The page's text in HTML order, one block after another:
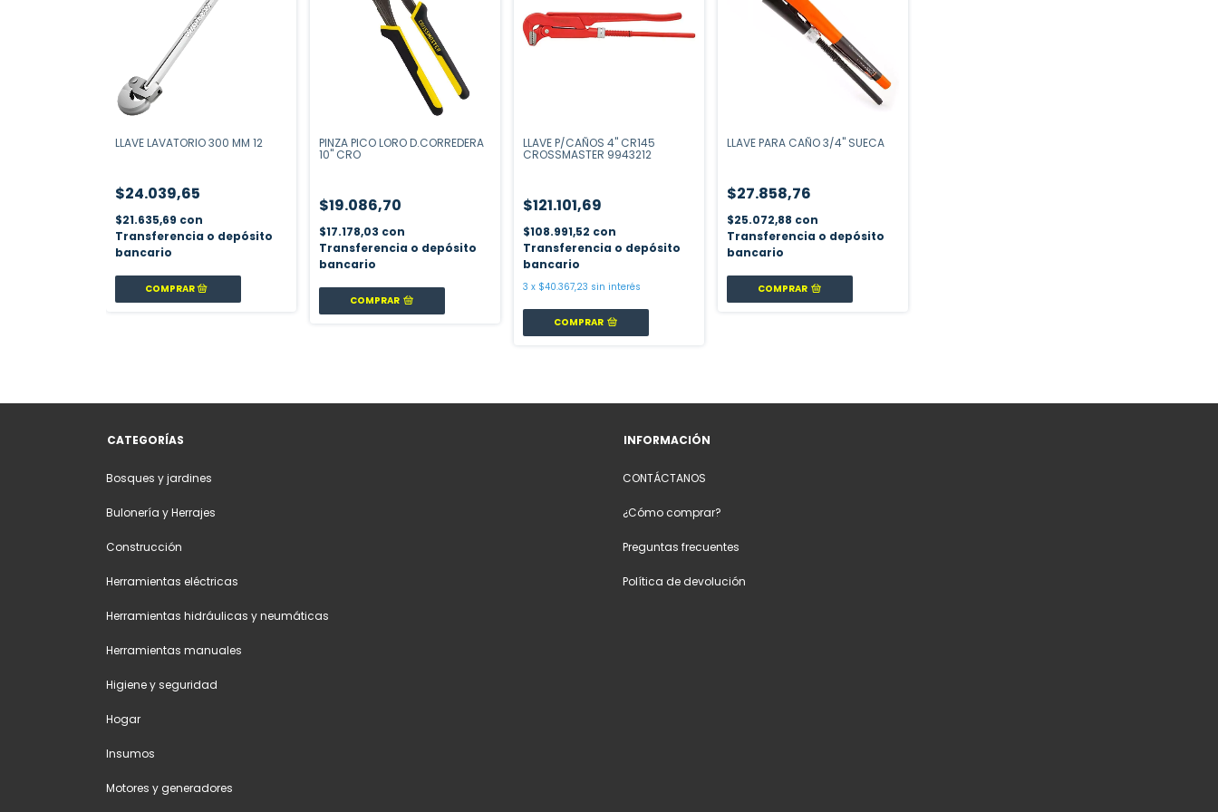
LLAVE LAVATORIO 300 MM 12
$24.039,65
$21.635,69 con
Transferencia o depósito
bancario
PINZA PICO LORO D.CORREDERA
10" CRO
$19.086,70
$17.178,03 con
Transferencia o depósito
bancario
COMPRAR
LLAVE P/CAÑOS 4" CR145
CROSSMASTER 9943212
$121.101,69
$108.991,52 con
Transferencia o depósito
bancario
3 x $40.367,23 sin interés
COMPRAR
LLAVE PARA CAÑO 3/4" SUECA
$27.858,76
$25.072,88 con
Transferencia o depósito
bancario
COMPRAR
CATEGORÍAS
Bosques y jardines
Bulonería y Herrajes
Construcción
Herramientas eléctricas
Herramientas hidráulicas y neumáticas
Herramientas manuales
Higiene y seguridad
Hogar
Insumos
Motores y generadores
INFORMACIÓN
CONTÁCTANOS
¿Cómo comprar?
Preguntas frecuentes
Política de devolución